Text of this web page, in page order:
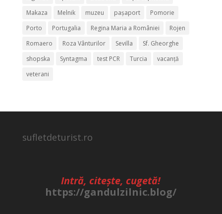
Makaza
Melnik muzeu pașaport
Pomorie
Porto
Portugalia Regina Maria a României
Rojen
Romaero
Roza Vânturilor Sevilla
Sf. Gheorghe
shopska
Syntagma test PCR Turcia
vacanță
veterani
sufletdeturist.ro
Intră, citește, cugetă!
https://gandulzilnic.blog/